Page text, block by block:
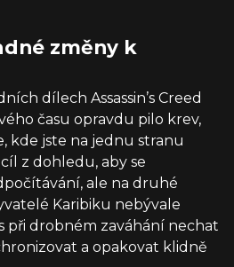
změny k
dílech Assassin’s Creed
času opravdu pilo krev,
kde jste na jednu stranu
z dohledu, aby se
ale na druhé
Karibiku nebývale
při drobném zaváhání nechat
a opakovat klidně